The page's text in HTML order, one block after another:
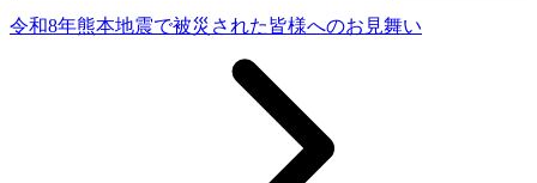
令和8年熊本地震で被災された皆様へのお見舞い